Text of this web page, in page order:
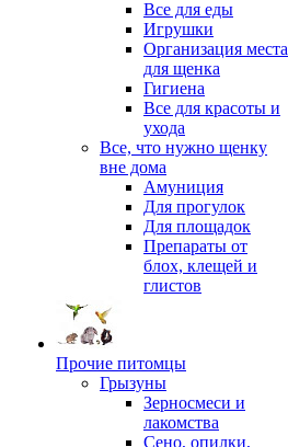
Все для еды
Игрушки
Организация места
для щенка
Гигиена
Все для красоты и
ухода
Все, что нужно щенку
вне дома
Амуниция
Для прогулок
Для площадок
Препараты от
блох, клещей и
глистов
Прочие питомцы
Грызуны
Зерносмеси и
лакомства
Сено, опилки,